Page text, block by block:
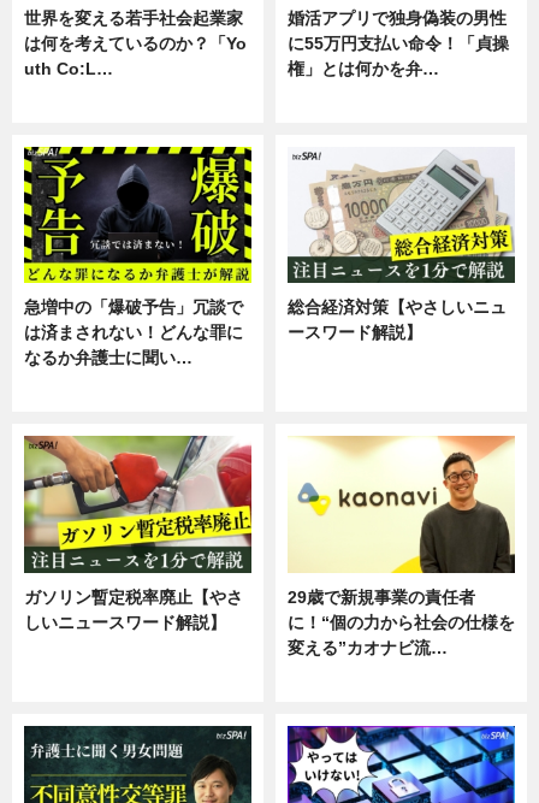
世界を変える若手社会起業家
は何を考えているのか？「Yo
uth Co:L…
婚活アプリで独身偽装の男性
に55万円支払い命令！「貞操
権」とは何かを弁…
急増中の「爆破予告」冗談で
は済まされない！どんな罪に
なるか弁護士に聞い…
総合経済対策【やさしいニュ
ースワード解説】
ガソリン暫定税率廃止【やさ
しいニュースワード解説】
29歳で新規事業の責任者
に！“個の力から社会の仕様を
変える”カオナビ流…